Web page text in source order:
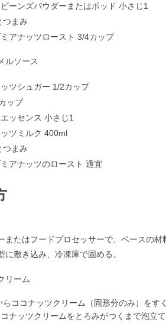
ーンズパウダーまたはポッド 小さじ1
つまみ
アナッツロースト 3/4カップ
ルソース
ツシュガー 1/2カップ
ップ
ッセンス 小さじ1
ツミルク 400ml
つまみ
アナッツのロースト 適宜
またはフードプロセッサーで、ベースの
に敷き込み、冷凍庫で固める。
リーム
ココナッツクリーム（固形分のみ）をす
ナッツクリームをとろみがつくまで泡立て